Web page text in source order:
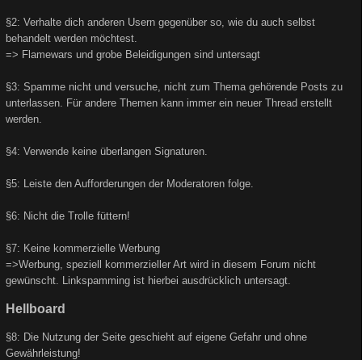
§2: Verhalte dich anderen Usern gegenüber so, wie du auch selbst
behandelt werden möchtest.
=> Flamewars und grobe Beleidigungen sind untersagt
§3: Spamme nicht und versuche, nicht zum Thema gehörende Posts zu
unterlassen. Für andere Themen kann immer ein neuer Thread erstellt
werden.
§4: Verwende keine überlangen Signaturen.
§5: Leiste den Aufforderungen der Moderatoren folge.
§6: Nicht die Trolle füttern!
§7: Keine kommerzielle Werbung
=>Werbung, speziell kommerzieller Art wird in diesem Forum nicht
gewünscht. Linkspamming ist hierbei ausdrücklich untersagt.
Hellboard
§8: Die Nutzung der Seite geschieht auf eigene Gefahr und ohne
Gewährleistung!